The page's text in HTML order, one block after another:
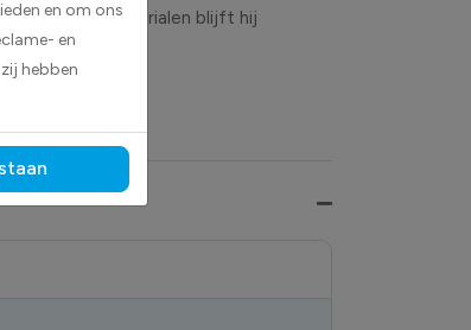
duurzame materialen blijft hij
en om ons
en
hebben